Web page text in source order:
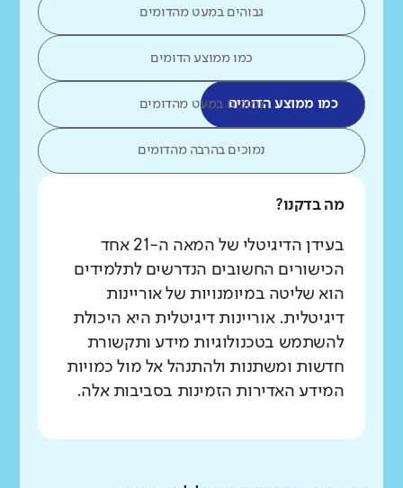
גבוהים במעט מהדומים
כמו ממוצע הדומים
כמו ממוצע הדומיםנמוכים במעט מהדומים
נמוכים בהרבה מהדומים
מה בדקנו?
בעידן הדיגיטלי של המאה ה-21 אחד
הכישורים החשובים הנדרשים לתלמידים
הוא שליטה במיומנויות של אוריינות
דיגיטלית. אוריינות דיגיטלית היא היכולת
להשתמש בטכנולוגיות מידע ותקשורת
חדשות ומשתנות ולהתנהל אל מול כמויות
המידע האדירות הזמינות בסביבות אלה.